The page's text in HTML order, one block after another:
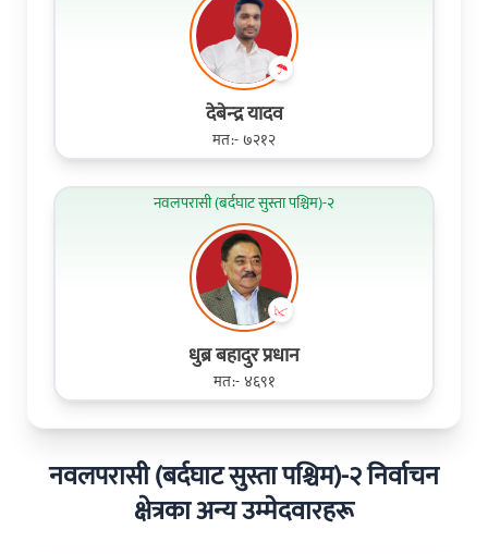
देबेन्‍द्र यादव
मत:- ७२१२
नवलपरासी (बर्दघाट सुस्ता पश्चिम)-२
धुब्र बहादुर प्रधान
मत:- ४६९१
नवलपरासी (बर्दघाट सुस्ता पश्चिम)-२ निर्वाचन
क्षेत्रका अन्य उम्मेदवारहरू